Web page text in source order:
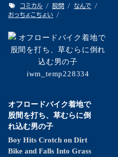
コミカル 股間
なんで
おっちょこちょい
オフロードバイク着地で
股間を打ち、草むらに倒
れ込む男の子
Boy Hits Crotch on Dirt
Bike and Falls Into Grass